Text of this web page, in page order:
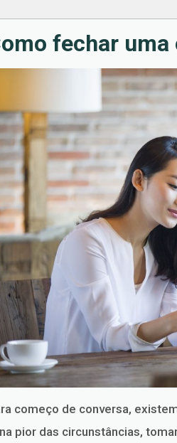
fechar uma
começo de conversa,
pior das circunstâncias,